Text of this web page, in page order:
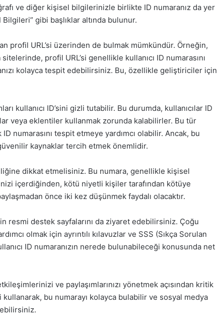
ve diğer kişisel bilgilerinizle birlikte ID numaranız da yer
gibi başlıklar altında bulunur.
profil URL’si üzerinden de bulmak mümkündür. Örneğin,
profil URL’si genellikle kullanıcı ID numarasını
kolayca tespit edebilirsiniz. Bu, özellikle geliştiriciler için
kullanıcı ID’sini gizli tutabilir. Bu durumda, kullanıcılar ID
veya eklentiler kullanmak zorunda kalabilirler. Bu tür
numarasını tespit etmeye yardımcı olabilir. Ancak, bu
kaynaklar tercih etmek önemlidir.
dikkat etmelisiniz. Bu numara, genellikle kişisel
içerdiğinden, kötü niyetli kişiler tarafından kötüye
önce iki kez düşünmek faydalı olacaktır.
resmi destek sayfalarını da ziyaret edebilirsiniz. Çoğu
olmak için ayrıntılı kılavuzlar ve SSS (Sıkça Sorulan
ID numaranızın nerede bulunabileceği konusunda net
ve paylaşımlarınızı yönetmek açısından kritik
kullanarak, bu numarayı kolayca bulabilir ve sosyal medya